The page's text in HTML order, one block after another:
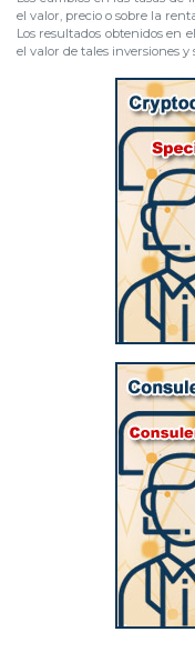
el valor, precio o sobre la
Los resultados obtenidos
el valor de tales inversiones